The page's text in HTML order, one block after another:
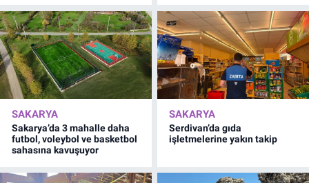
SAKARYA
Sakarya’da 3 mahalle daha
futbol, voleybol ve basketbol
sahasına kavuşuyor
SAKARYA
Serdivan’da gıda
işletmelerine yakın takip